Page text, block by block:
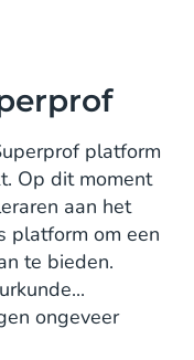
platform
Op dit moment
aan het
platform om een
te bieden.
ongeveer